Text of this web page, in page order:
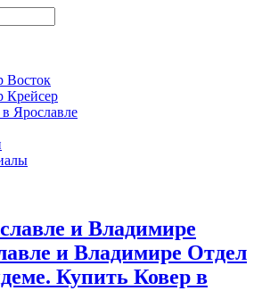
Восток
Крейсер
Ярославле
и Владимире Отдел
Купить Ковер в